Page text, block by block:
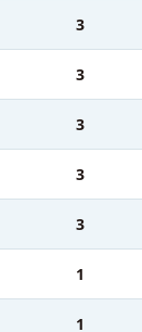
3
3
3
3
3
1
1